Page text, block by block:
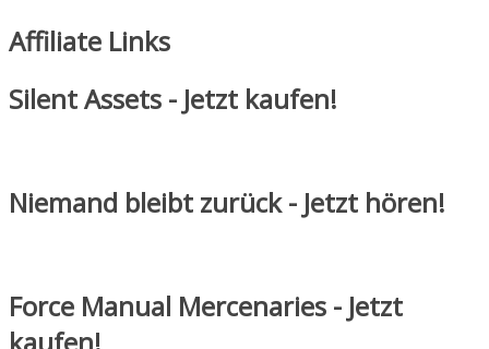
Affiliate Links
Silent Assets - Jetzt kaufen!
Niemand bleibt zurück - Jetzt hören!
Force Manual Mercenaries - Jetzt
kaufen!